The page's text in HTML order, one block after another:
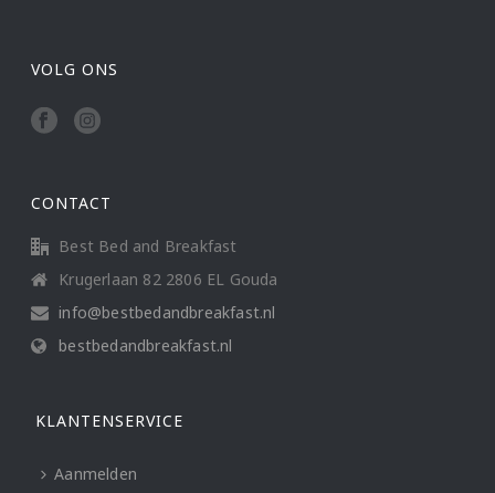
VOLG ONS
CONTACT
Best Bed and Breakfast
Krugerlaan 82 2806 EL Gouda
info@bestbedandbreakfast.nl
bestbedandbreakfast.nl
KLANTENSERVICE
Aanmelden